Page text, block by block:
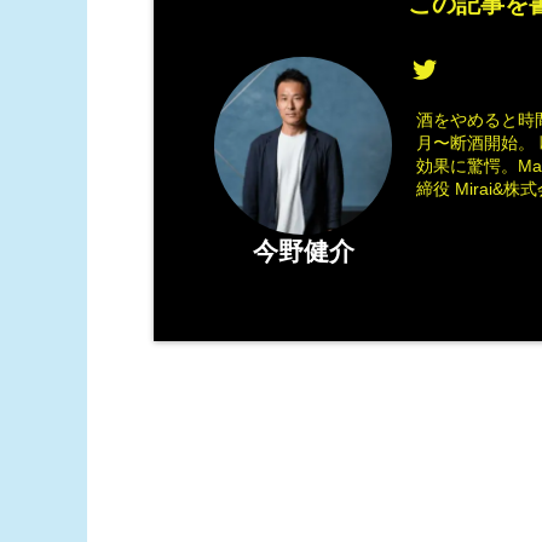
今野健介
酒をやめると時
月〜断酒開始
効果に驚愕。
締役 Mirai&株